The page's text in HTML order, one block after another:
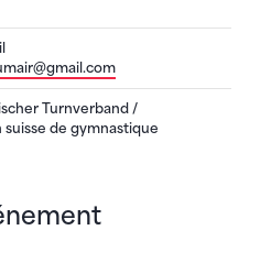
Turnverband /
suisse de gymnastique